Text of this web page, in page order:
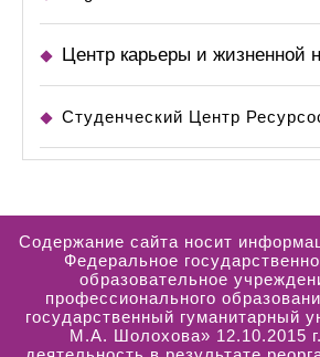
Центр карьеры и жизненной
Студенческий Центр
Содержание сайта носит
Федеральное
образовательное
профессионального
государственный гуманитарный
М.А. Шолохова» 12.10.2015